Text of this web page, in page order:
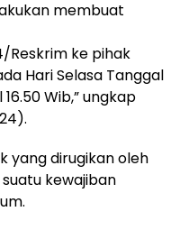
membuat
Reskrim ke pihak
Hari Selasa Tanggal
Wib,” ungkap
yang dirugikan oleh
kewajiban